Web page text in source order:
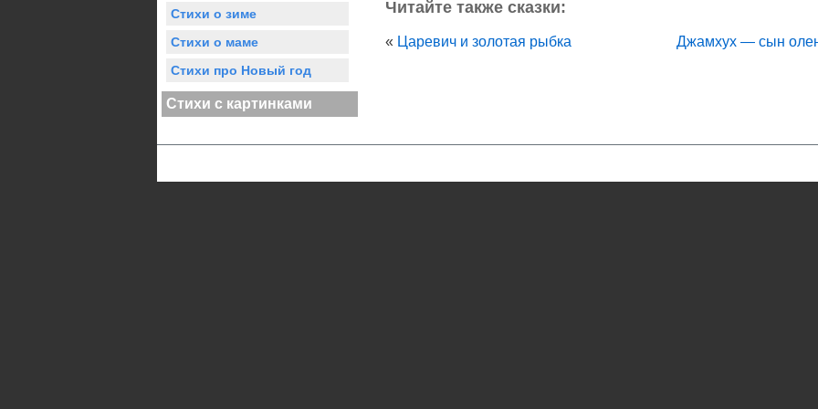
Стихи о зиме
Стихи о маме
Стихи про Новый год
Стихи с картинками
Читайте также сказки:
« Царевич и золотая рыбка Джамхух — сын